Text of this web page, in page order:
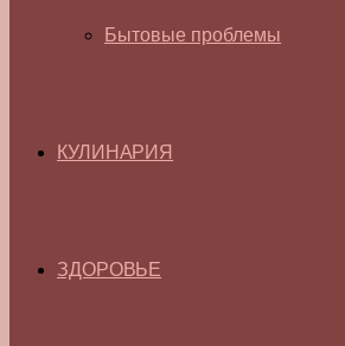
Бытовые проблемы
КУЛИНАРИЯ
ЗДОРОВЬЕ